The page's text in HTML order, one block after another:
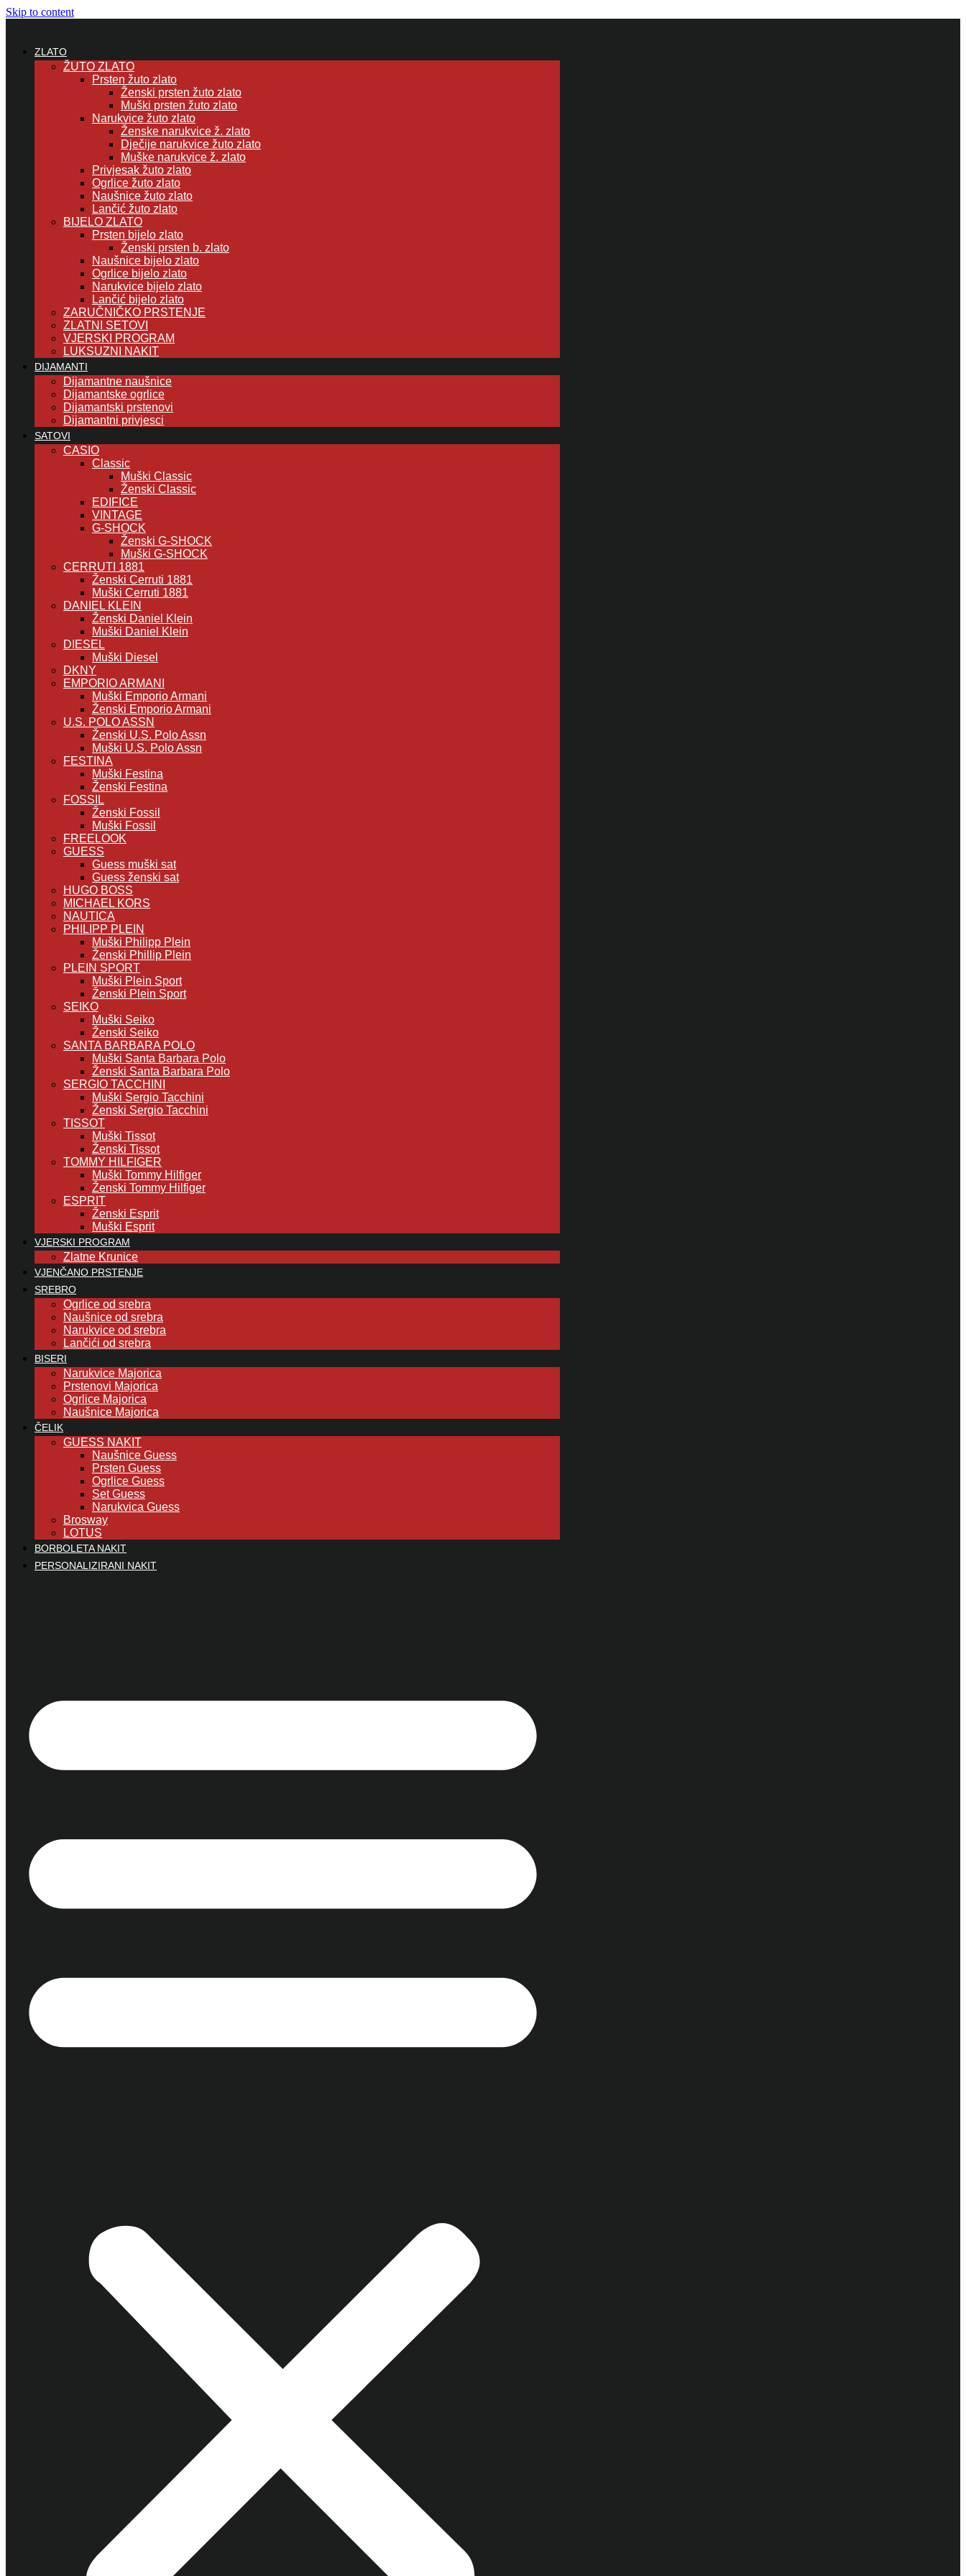
Skip to content
ZLATO
ŽUTO ZLATO
Prsten žuto zlato
Ženski prsten žuto zlato
Muški prsten žuto zlato
Narukvice žuto zlato
Ženske narukvice ž. zlato
Dječije narukvice žuto zlato
Muške narukvice ž. zlato
Privjesak žuto zlato
Ogrlice žuto zlato
Naušnice žuto zlato
Lančić žuto zlato
BIJELO ZLATO
Prsten bijelo zlato
Ženski prsten b. zlato
Naušnice bijelo zlato
Ogrlice bijelo zlato
Narukvice bijelo zlato
Lančić bijelo zlato
ZARUČNIČKO PRSTENJE
ZLATNI SETOVI
VJERSKI PROGRAM
LUKSUZNI NAKIT
DIJAMANTI
Dijamantne naušnice
Dijamantske ogrlice
Dijamantski prstenovi
Dijamantni privjesci
SATOVI
CASIO
Classic
Muški Classic
Ženski Classic
EDIFICE
VINTAGE
G-SHOCK
Ženski G-SHOCK
Muški G-SHOCK
CERRUTI 1881
Ženski Cerruti 1881
Muški Cerruti 1881
DANIEL KLEIN
Ženski Daniel Klein
Muški Daniel Klein
DIESEL
Muški Diesel
DKNY
EMPORIO ARMANI
Muški Emporio Armani
Ženski Emporio Armani
U.S. POLO ASSN
Ženski U.S. Polo Assn
Muški U.S. Polo Assn
FESTINA
Muški Festina
Ženski Festina
FOSSIL
Ženski Fossil
Muški Fossil
FREELOOK
GUESS
Guess muški sat
Guess ženski sat
HUGO BOSS
MICHAEL KORS
NAUTICA
PHILIPP PLEIN
Muški Philipp Plein
Ženski Phillip Plein
PLEIN SPORT
Muški Plein Sport
Ženski Plein Sport
SEIKO
Muški Seiko
Ženski Seiko
SANTA BARBARA POLO
Muški Santa Barbara Polo
Ženski Santa Barbara Polo
SERGIO TACCHINI
Muški Sergio Tacchini
Ženski Sergio Tacchini
TISSOT
Muški Tissot
Ženski Tissot
TOMMY HILFIGER
Muški Tommy Hilfiger
Ženski Tommy Hilfiger
ESPRIT
Ženski Esprit
Muški Esprit
VJERSKI PROGRAM
Zlatne Krunice
VJENČANO PRSTENJE
SREBRO
Ogrlice od srebra
Naušnice od srebra
Narukvice od srebra
Lančići od srebra
BISERI
Narukvice Majorica
Prstenovi Majorica
Ogrlice Majorica
Naušnice Majorica
ČELIK
GUESS NAKIT
Naušnice Guess
Prsten Guess
Ogrlice Guess
Set Guess
Narukvica Guess
Brosway
LOTUS
BORBOLETA NAKIT
PERSONALIZIRANI NAKIT